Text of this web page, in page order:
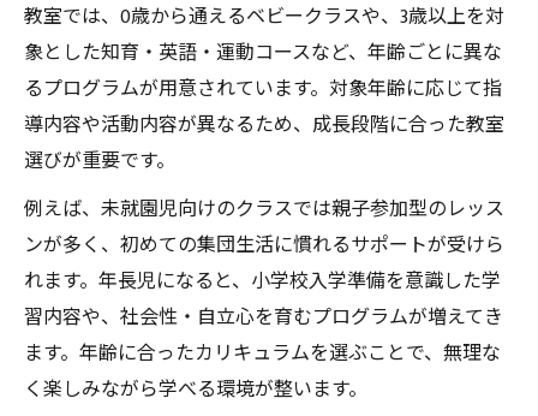
教室では、0歳から通えるベビークラスや、3歳以上を対
象とした知育・英語・運動コースなど、年齢ごとに異な
るプログラムが用意されています。対象年齢に応じて指
導内容や活動内容が異なるため、成長段階に合った教室
選びが重要です。
例えば、未就園児向けのクラスでは親子参加型のレッス
ンが多く、初めての集団生活に慣れるサポートが受けら
れます。年長児になると、小学校入学準備を意識した学
習内容や、社会性・自立心を育むプログラムが増えてき
ます。年齢に合ったカリキュラムを選ぶことで、無理な
く楽しみながら学べる環境が整います。